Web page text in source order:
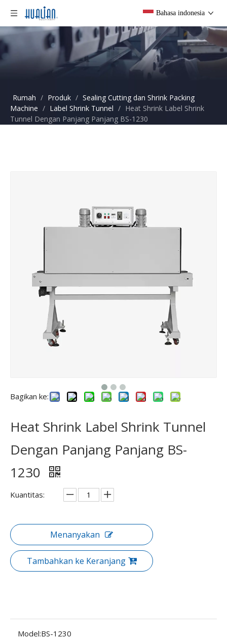
Bahasa indonesia
Rumah / Produk / Sealing Cutting dan Shrink Packing
Machine / Label Shrink Tunnel / Heat Shrink Label Shrink
Tunnel Dengan Panjang Panjang BS-1230
Bagikan ke:
Heat Shrink Label Shrink Tunnel
Dengan Panjang Panjang BS-
1230
Kuantitas:
Menanyakan
Tambahkan ke Keranjang
Model:BS-1230